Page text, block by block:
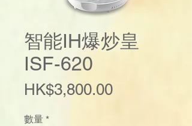
智能IH爆炒皇
ISF-620
HK$3,800.00價
數量 *